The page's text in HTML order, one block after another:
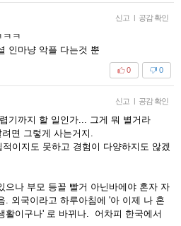
신고 | 공감 확인
ㅋ
인마냥 악플 다는것 뿐
0
0
신고 | 공감 확인
기까지 할 일인가... 그게 뭐 별거라
면 그렇게 사는거지.
이지도 못하고 경험이 다양하지도 않겠
으나 부모 등꼴 빨거 아닌바에야 혼자 자
. 외국이라고 하루아침에 '아 이제 나 혼
활이구나' 로 바뀌나. 어차피 한국에서